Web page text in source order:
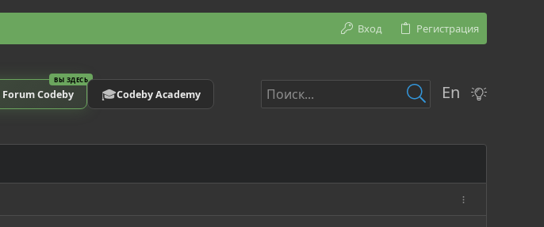
Вход Регистрация
ВЫ ЗДЕСЬ
Forum Codeby 🎓Codeby Academy En